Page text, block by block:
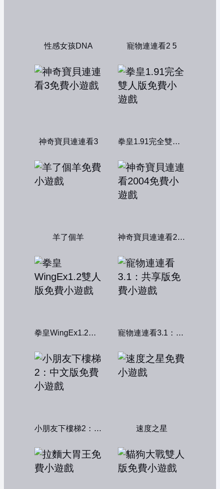
性感女孩DNA 寵物連連看2 5
神奇寶貝連連看3 拳皇1.91完全雙人版
羊了個羊 神奇寶貝連連看2004
拳皇WingEx1.2雙人版 寵物連連看3.1：共享版
小朋友下樓梯2：中文版 速度之星